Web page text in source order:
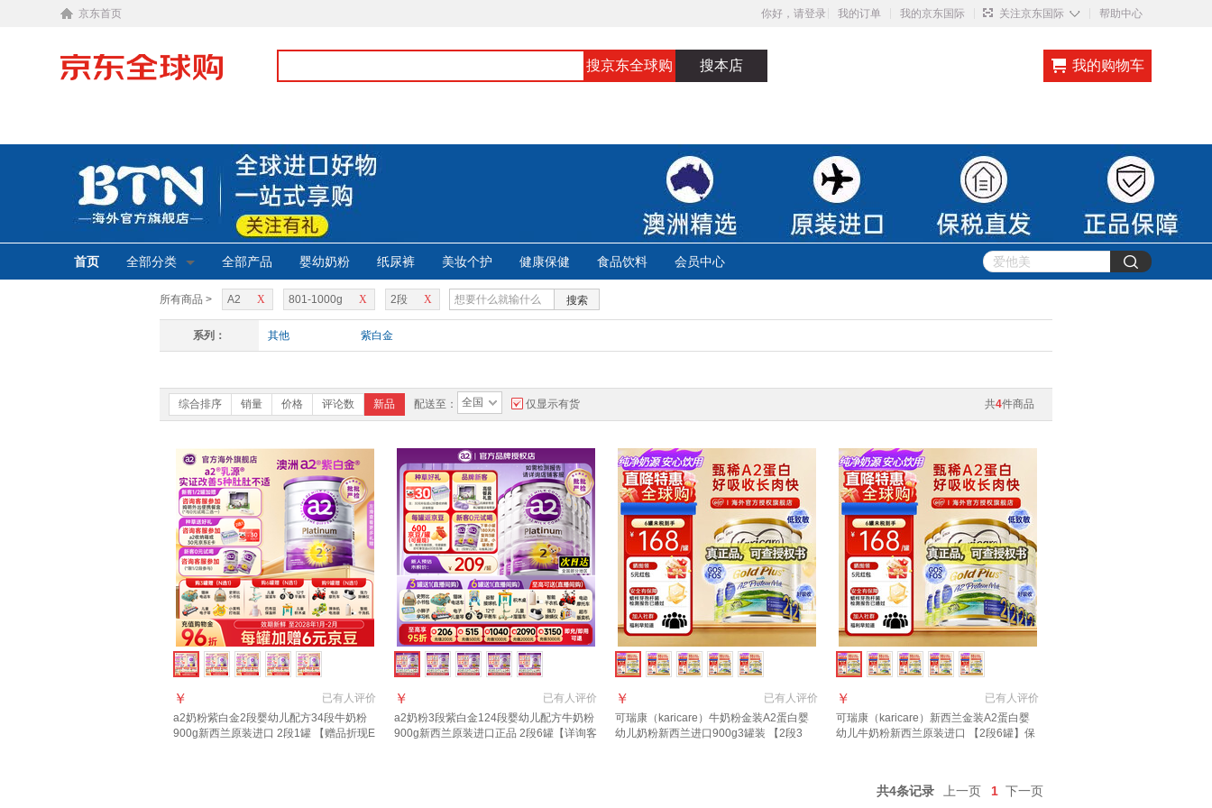
京东首页 你好，请登录 我的订单 我的京东国际 关注京东国际 ◇ 帮助中心
搜京东全球购 搜本店 我的购物车
首页 全部分类 全部产品 婴幼奶粉 纸尿裤 美妆个护 健康保健 食品饮料 会员中心
所有商品 > X
A2 X
801-1000g X
2段 搜索
系列： 其他 紫白金
共4件商品
综合排序 销量 价格 评论数 新品 配送至： 全国 仅显示有货
已有人评价
￥
a2奶粉紫白金2段婴幼儿配方34段牛奶粉
900g新西兰原装进口 2段1罐 【赠品折现E
已有人评价
￥
a2奶粉3段紫白金124段婴幼儿配方牛奶粉
900g新西兰原装进口正品 2段6罐【详询客
已有人评价
￥
可瑞康（karicare）牛奶粉金装A2蛋白婴
幼儿奶粉新西兰进口900g3罐装 【2段3
已有人评价
￥
可瑞康（karicare）新西兰金装A2蛋白婴
幼儿牛奶粉新西兰原装进口 【2段6罐】保
共4条记录 上一页 1 下一页